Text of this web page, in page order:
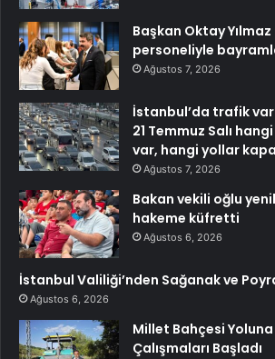
Başkan Oktay
personeliyle
Ağustos 7, 2026
İstanbul’da trafik var
21 Temmuz Salı
var, hangi yollar
Ağustos 7, 2026
Bakan vekili oğlu
hakeme küfretti
Ağustos 6, 2026
İstanbul Valiliği’nden Sağanak ve
Ağustos 6, 2026
Millet Bahçesi
Çalışmaları Başladı